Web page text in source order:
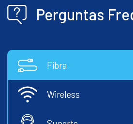
Perguntas
Fibra
Wireless